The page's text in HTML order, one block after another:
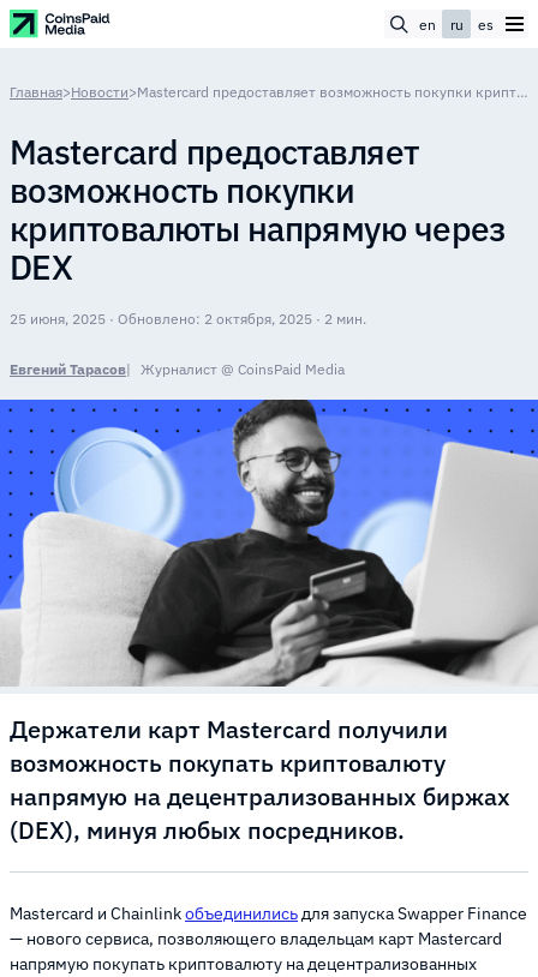
en ru es
Главная>Новости> Mastercard предоставляет возможность покупки криптовалюты напрямую через DEX
Mastercard предоставляет
возможность покупки
криптовалюты напрямую через
DEX
25 июня, 2025 · Обновлено: 2 октября, 2025 · 2 мин.
Евгений Тарасов Журналист @ CoinsPaid Media
Держатели карт Mastercard получили
возможность покупать криптовалюту
напрямую на децентрализованных биржах
(DEX), минуя любых посредников.
Mastercard и Chainlinkобъединилисьдля запуска Swapper Finance
— нового сервиса, позволяющего владельцам карт Mastercard
напрямую покупать криптовалюту на децентрализованных